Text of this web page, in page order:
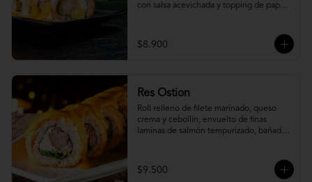
con salsa acevichada y topping de papa
$8.900
Res Ostion
Roll relleno de filete marinado, queso
crema y cebollín, envuelto de finas
laminas de salmón tempurizado, bañada
$9.500